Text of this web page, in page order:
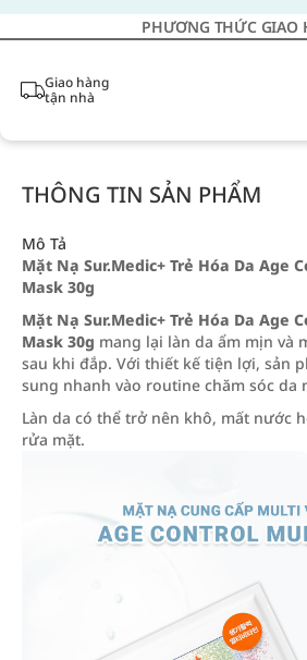
PHƯƠNG THỨC GIAO
Giao hàng
tận nhà
THÔNG TIN SẢN PHẨM
Mô Tả
Mặt Nạ Sur.Medic+ Trẻ Hóa Da Age
Mask 30g
Mặt Nạ Sur.Medic+ Trẻ Hóa Da Age
Mask 30g mang lại làn da ẩm mịn và
sau khi đắp. Với thiết kế tiện lợi, sản
sung nhanh vào routine chăm sóc da
Làn da có thể trở nên khô, mất nước
rửa mặt.